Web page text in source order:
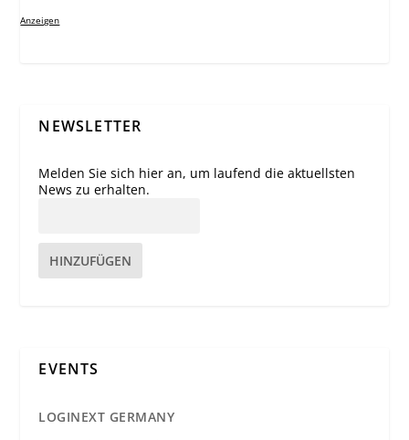
Anzeigen
NEWSLETTER
Melden Sie sich hier an, um laufend die aktuellsten
News zu erhalten.
HINZUFÜGEN
EVENTS
LOGINEXT GERMANY